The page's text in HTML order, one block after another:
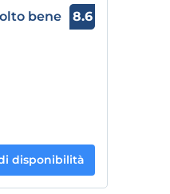
bene 8.6
disponibilità